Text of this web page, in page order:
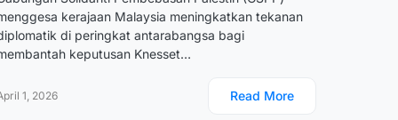
kerajaan Malaysia meningkatkan tekanan
di peringkat antarabangsa bagi
keputusan Knesset…
1, 2026 Read More